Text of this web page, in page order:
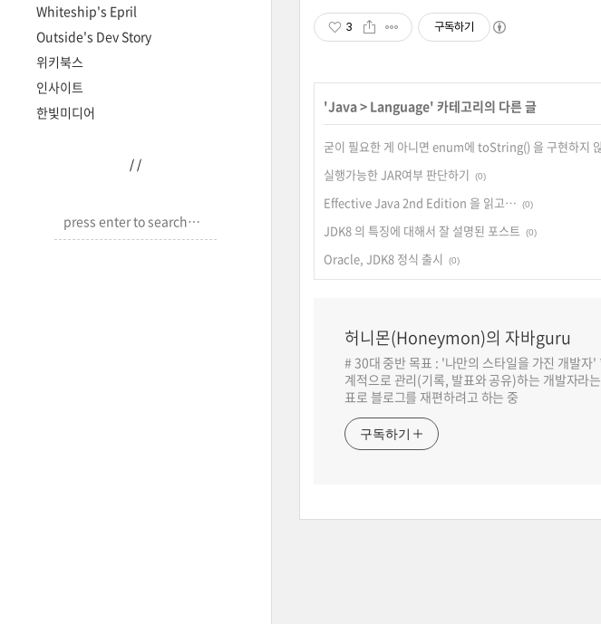
Whiteship's Epril
Outside's Dev Story
위키북스
인사이트
한빛미디어
/ /
3 구독하기
'Java> Language' 카테고리의 다른 글
굳이 필요한 게 아니면 enum에 toString() 을 구현하지
실행가능한 JAR여부 판단하기
(0)
Effective Java 2nd Edition 을 읽고…
(0)
JDK8 의 특징에 대해서 잘 설명된 포스트
(0)
Oracle, JDK8 정식 출시
(0)
허니몬(Honeymon)의 자바guru
# 30대 중반 목표 : '나만의 스타일을 가진 개발
계적으로 관리(기록, 발표와 공유)하는 개발자라
표로 블로그를 재편하려고 하는 중
구독하기